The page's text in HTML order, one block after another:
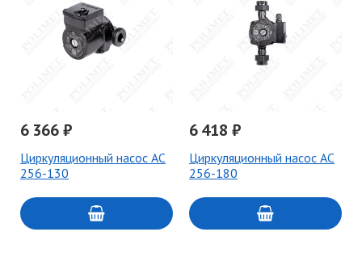
6 366 ₽
Циркуляционный насос AC
256-130
6 418 ₽
Циркуляционный насос AC
256-180